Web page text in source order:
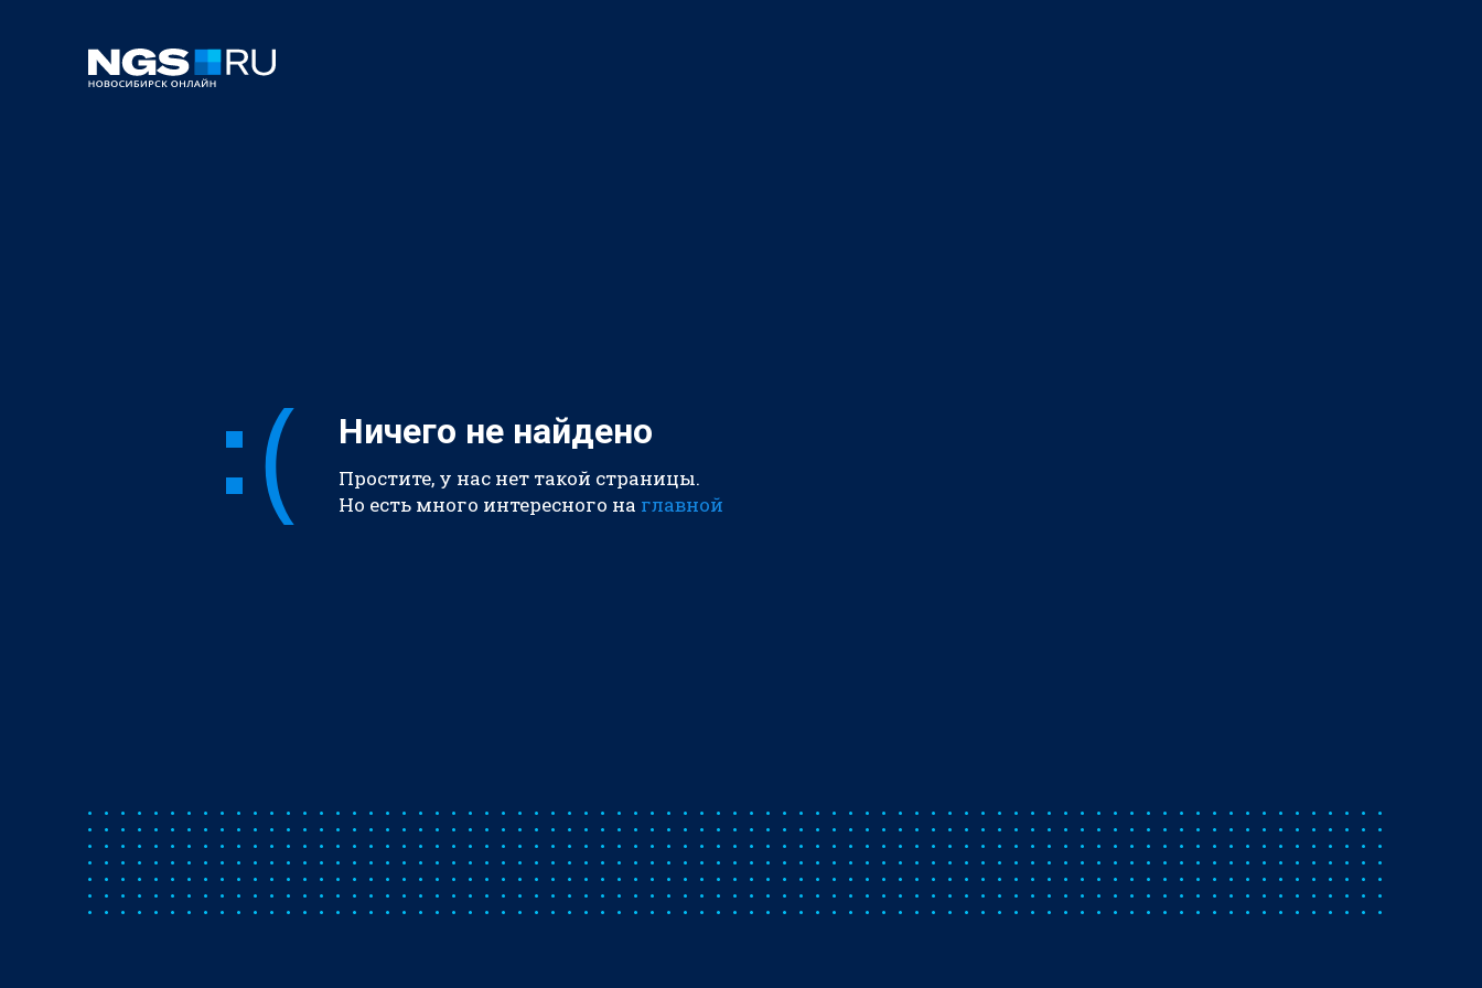
Ничего не найдено
Простите, у нас нет такой страницы.
Но есть много интересного на главной